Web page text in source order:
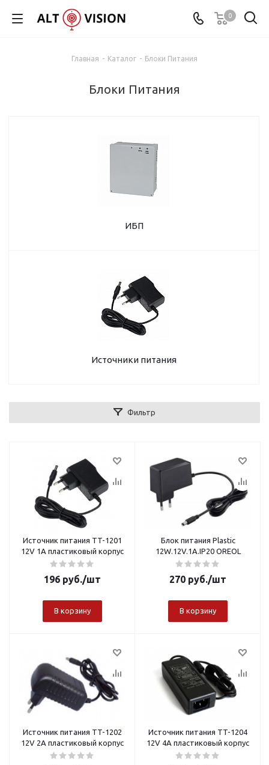
0
Главная - Каталог - Блоки Питания
Блоки Питания
ИБП
Источники питания
Фильтр
Источник питания TT-1201
12V 1A пластиковый корпус
196 руб./шт
В корзину
Блок питания Plastic
12W.12V.1A.IP20 OREOL
270 руб./шт
В корзину
Источник питания TT-1202
12V 2A пластиковый корпус
Источник питания TT-1204
12V 4A пластиковый корпус